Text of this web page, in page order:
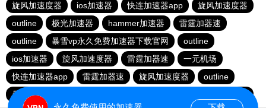
旋风加速度器
ios加速器 快连加速器app
旋风加速度器
outline
极光加速器 hammer加速器
雷霆加器速
outline
暴雪vp永久免费加速器下载官网
outline
ios加速器
旋风加速度器 雷霆加器速
一元机场
快连加速器app
雷霆加器速 旋风加速度器
outline
暴雪vp永久免费加速器下载官网